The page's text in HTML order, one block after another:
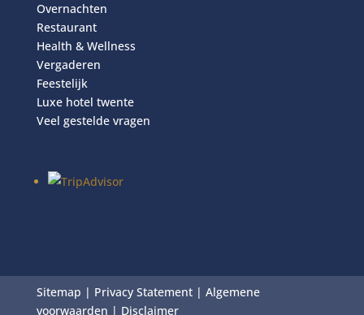
Overnachten
Restaurant
Health & Wellness
Vergaderen
Feestelijk
Luxe hotel twente
Veel gestelde vragen
Sitemap | Privacy Statement| Algemene
voorwaarden | Disclaimer